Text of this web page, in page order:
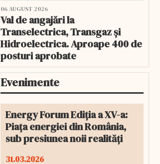
06 AUGUST 2026
Val de angajări la
Transelectrica, Transgaz și
Hidroelectrica. Aproape 400 de
posturi aprobate
Evenimente
Energy Forum Ediția a XV-a:
Piața energiei din România,
sub presiunea noii realități
31.03.2026